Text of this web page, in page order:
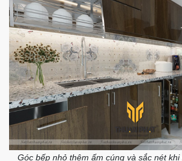
Góc bếp nhỏ thêm ấm cúng và sắc nét